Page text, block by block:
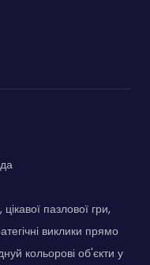
пазлової гри,
виклики прямо
кольорові об'єкти у